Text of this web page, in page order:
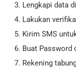
Lengkapi data
Lakukan
Kirim SMS
Buat Password
Rekening